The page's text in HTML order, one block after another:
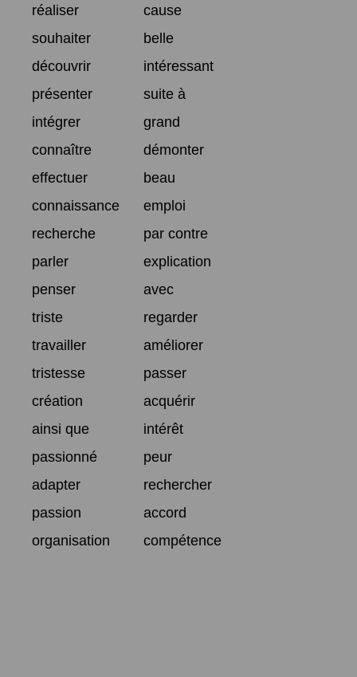
réaliser
cause
souhaiter
belle
découvrir
intéressant
présenter
suite à
intégrer
grand
connaître
démonter
effectuer
beau
connaissance
emploi
recherche
par contre
parler
explication
penser
avec
triste
regarder
travailler
améliorer
tristesse
passer
création
acquérir
ainsi que
intérêt
passionné
peur
adapter
rechercher
passion
accord
organisation
compétence